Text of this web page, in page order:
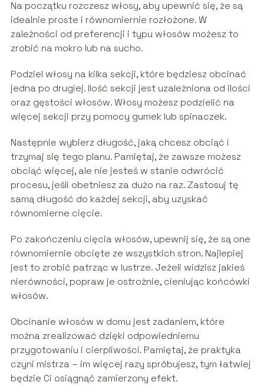
Na początku rozczesz włosy, aby upewnić się, że są
idealnie proste i równomiernie rozłożone. W
zależności od preferencji i typu włosów możesz to
zrobić na mokro lub na sucho.
Podziel włosy na kilka sekcji, które będziesz obcinać
jedna po drugiej. Ilość sekcji jest uzależniona od ilości
oraz gęstości włosów. Włosy możesz podzielić na
więcej sekcji przy pomocy gumek lub spinaczek.
Następnie wybierz długość, jaką chcesz obciąć i
trzymaj się tego planu. Pamiętaj, że zawsze możesz
obciąć więcej, ale nie jesteś w stanie odwrócić
procesu, jeśli obetniesz za dużo na raz. Zastosuj tę
samą długość do każdej sekcji, aby uzyskać
równomierne cięcie.
Po zakończeniu cięcia włosów, upewnij się, że są one
równomiernie obcięte ze wszystkich stron. Najlepiej
jest to zrobić patrząc w lustrze. Jeżeli widzisz jakieś
nierówności, popraw je ostrożnie, cieniując końcówki
włosów.
Obcinanie włosów w domu jest zadaniem, które
można zrealizować dzięki odpowiedniemu
przygotowaniu i cierpliwości. Pamiętaj, że praktyka
czyni mistrza – im więcej razy spróbujesz, tym łatwiej
będzie Ci osiągnąć zamierzony efekt.